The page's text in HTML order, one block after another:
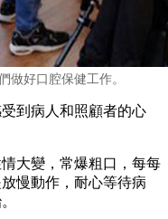
做好口腔保健工作。
到病人和照顧者的心
大變，常爆粗口，每每
慢動作，耐心等待病